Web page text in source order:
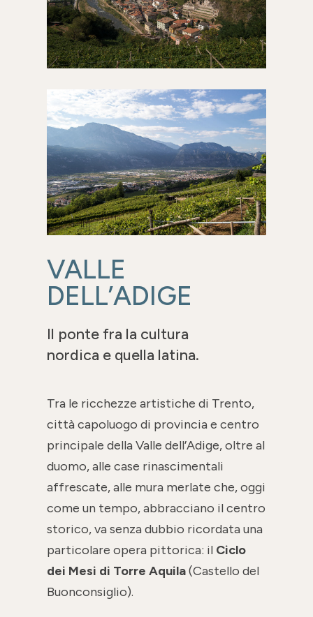
VALLE
DELL’ADIGE
Il ponte fra la cultura
nordica e quella latina.
Tra le ricchezze artistiche di Trento,
città capoluogo di provincia e centro
principale della Valle dell’Adige, oltre al
duomo, alle case rinascimentali
affrescate, alle mura merlate che, oggi
come un tempo, abbracciano il centro
storico, va senza dubbio ricordata una
particolare opera pittorica: il Ciclo
dei Mesi di Torre Aquila(Castello del
Buonconsiglio).